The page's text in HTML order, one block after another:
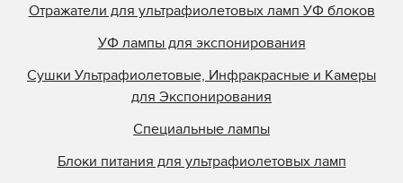
Отражатели для ультрафиолетовых ламп УФ блоков
УФ лампы для экспонирования
Сушки Ультрафиолетовые, Инфракрасные и Камеры
для Экспонирования
Специальные лампы
Блоки питания для ультрафиолетовых ламп